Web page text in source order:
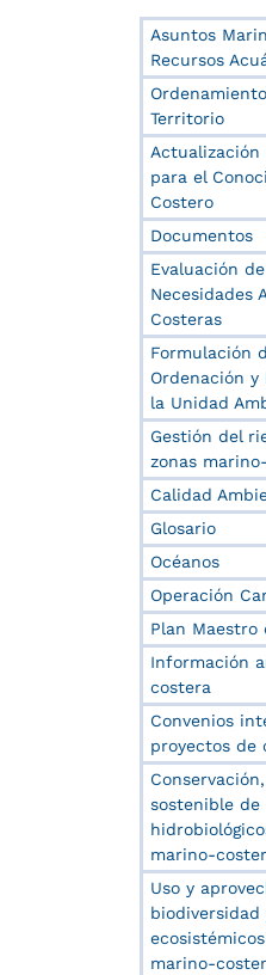
Asuntos
Recursos
Territorio
para el
Costero
Documentos
Evaluación
Necesidades
Costeras
Formulación
Ordenación y
la Unidad
Gestión del
zonas
Calidad
Glosario
Océanos
Operación
Plan Maestro
Información
costera
Convenios
proyectos de
sostenible de
marino-
Uso y
biodiversidad
marino-